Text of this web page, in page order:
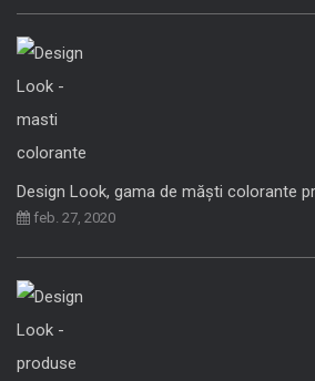
Design Look, gama de măști colorante
feb. 27, 2020